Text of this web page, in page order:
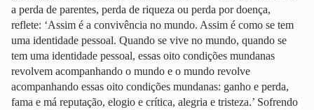
a perda de parentes, perda de riqueza ou perda por doença,
reflete: ‘Assim é a convivência no mundo. Assim é como se tem
uma identidade pessoal. Quando se vive no mundo, quando se
tem uma identidade pessoal, essas oito condições mundanas
revolvem acompanhando o mundo e o mundo revolve
acompanhando essas oito condições mundanas: ganho e perda,
fama e má reputação, elogio e crítica, alegria e tristeza.’ Sofrendo